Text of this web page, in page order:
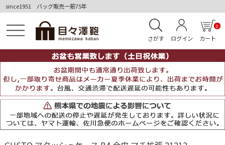
since1951 バッグ販売一筋75年
さがす ログイン カート
0